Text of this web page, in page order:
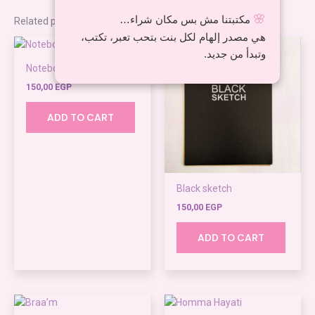
Related products
Notebook
150,00 EGP
ADD TO CART
Black sketch
150,00 EGP
ADD TO CART
🌸 مكتبتنا مش بس مكان شراء…
هي مصدر إلهام لكل بنت بتحب تعبر، تكتب،
وتبدأ من جديد.